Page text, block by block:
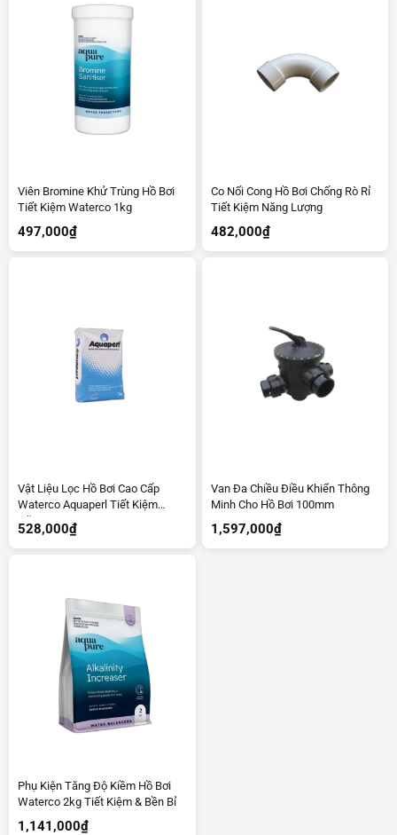
Viên Bromine Khử Trùng Hồ Bơi
Tiết Kiệm Waterco 1kg
497,000₫
Co Nối Cong Hồ Bơi Chống Rò Rỉ
Tiết Kiệm Năng Lượng
482,000₫
Vật Liệu Lọc Hồ Bơi Cao Cấp
Waterco Aquaperl Tiết Kiệm
Năng Lượng
528,000₫
Van Đa Chiều Điều Khiển Thông
Minh Cho Hồ Bơi 100mm
1,597,000₫
Phụ Kiện Tăng Độ Kiềm Hồ Bơi
Waterco 2kg Tiết Kiệm & Bền Bỉ
1,141,000₫